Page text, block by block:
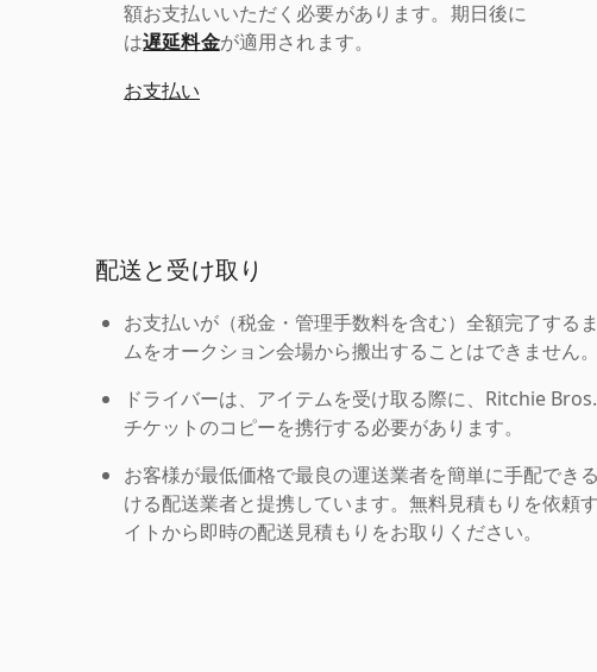
額お支払いいただく必要があります。期日後に
は遅延料金が適用されます。
お支払い
配送と受け取り
お支払いが（税金・管理手数料を含む）全額完了する
ムをオークション会場から搬出することはできません。
ドライバーは、アイテムを受け取る際に、Ritchie
チケットのコピーを携行する必要があります。
お客様が最低価格で最良の運送業者を簡単に手配でき
ける配送業者と提携しています。無料見積もりを依頼
イトから即時の配送見積もりをお取りください。